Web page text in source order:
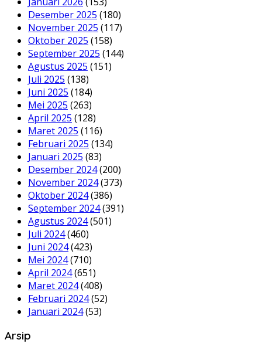
Desember 2025 (180)
November 2025 (117)
Oktober 2025 (158)
September 2025 (144)
Agustus 2025 (151)
Juli 2025 (138)
Juni 2025 (184)
Mei 2025 (263)
April 2025 (128)
Maret 2025 (116)
Februari 2025 (134)
Januari 2025 (83)
Desember 2024(200)
November 2024(373)
Oktober 2024(386)
September 2024(391)
Agustus 2024(501)
Juli 2024(460)
Juni 2024(423)
Mei 2024(710)
April 2024(651)
Maret 2024(408)
Februari 2024(52)
Januari 2024(53)
Arsip